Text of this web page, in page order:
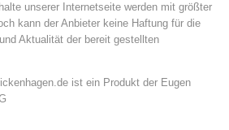
unserer Internetseite werden mit größter
kann der Anbieter keine Haftung für die
Aktualität der bereit gestellten
ist ein Produkt der Eugen